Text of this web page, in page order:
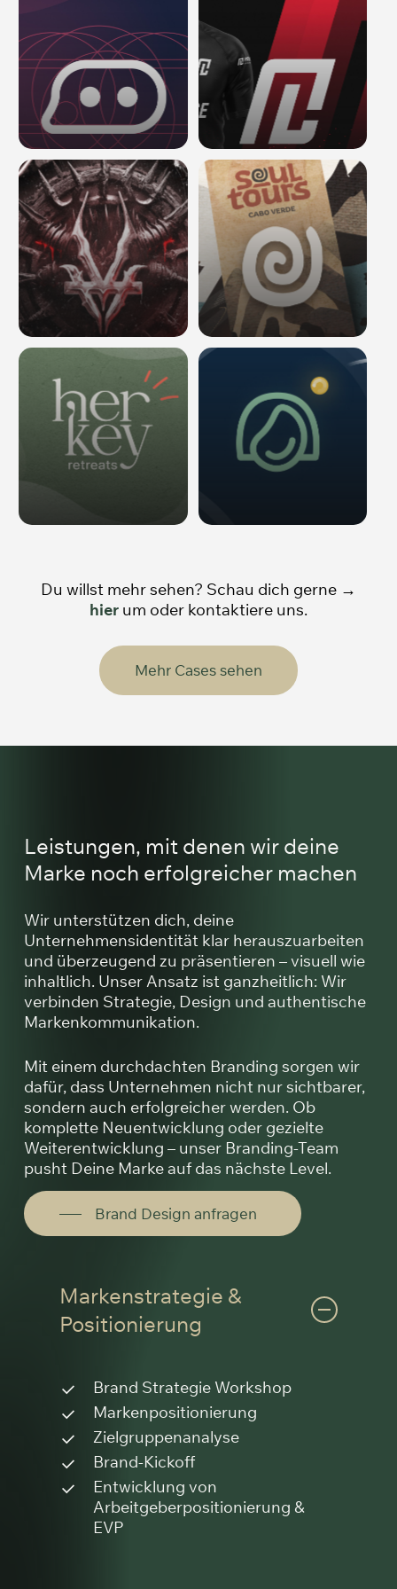
Du willst mehr sehen? Schau dich gerne →
hierum oder kontaktiere uns.
Mehr Casessehen
Leistungen, mit denen wir deine
Marke noch erfolgreicher machen
Wir unterstützen dich, deine
Unternehmensidentität klar herauszuarbeiten
und überzeugend zu präsentieren – visuell wie
inhaltlich. Unser Ansatz ist ganzheitlich: Wir
verbinden Strategie, Design und authentische
Markenkommunikation.
Mit einem durchdachten Branding sorgen wir
dafür, dass Unternehmen nicht nur sichtbarer,
sondern auch erfolgreicher werden. Ob
komplette Neuentwicklung oder gezielte
Weiterentwicklung – unser Branding-Team
pusht Deine Marke auf das nächste Level.
Brand Design anfragen
Markenstrategie &
Positionierung
Brand Strategie Workshop
Markenpositionierung
Zielgruppenanalyse
Brand-Kickoff
Entwicklung von
Arbeitgeberpositionierung &
EVP